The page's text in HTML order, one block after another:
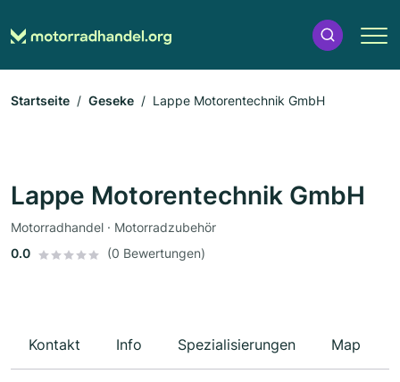
Startseite Geseke Lappe Motorentechnik GmbH
Lappe Motorentechnik GmbH
Motorradhandel · Motorradzubehör
0.0
(0 Bewertungen)
Kontakt Info Spezialisierungen Map